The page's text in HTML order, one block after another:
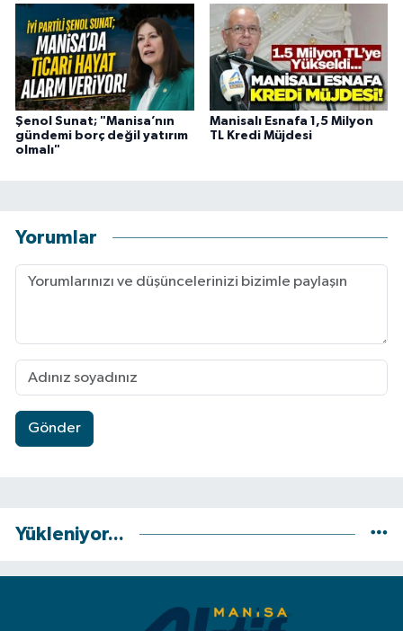
Şenol Sunat; "Manisa’nın
gündemi borç değil yatırım
olmalı"
Manisalı Esnafa 1,5 Milyon
TL Kredi Müjdesi
Yorumlar
Gönder
Yükleniyor...